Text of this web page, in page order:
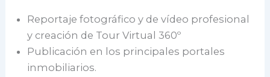
Reportaje fotográfico y de vídeo profesional
y creación de Tour Virtual 360º
Publicación en los principales portales
inmobiliarios.